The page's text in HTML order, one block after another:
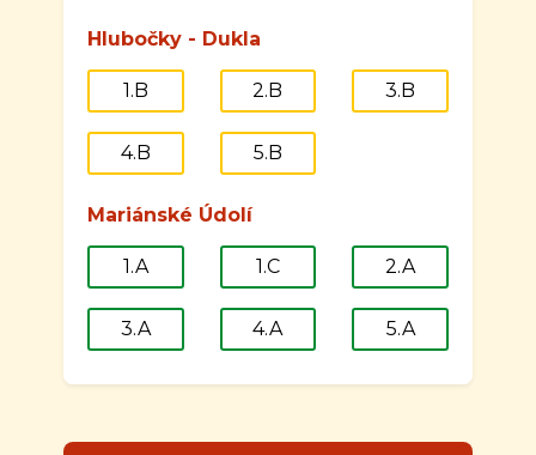
Hlubočky - Dukla
1.B 2.B 3.B
4.B 5.B
Mariánské Údolí
1.A 1.C 2.A
3.A 4.A 5.A